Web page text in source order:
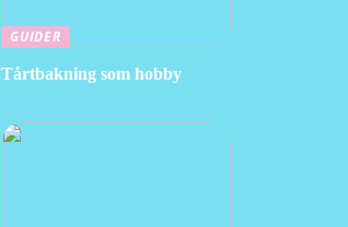
GUIDER
Tårtbakning som hobby